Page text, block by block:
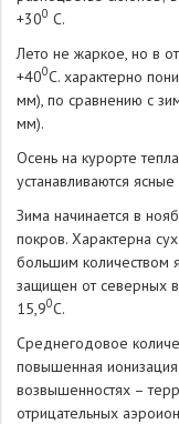
+300 С.
Лето не жаркое, но в
+400С. характерно
мм), по сравнению с
мм).
Осень на курорте
устанавливаются
Зима начинается в
покров. Характерна
большим количеством
защищен от северных
15,90С.
Среднегодовое
повышенная
возвышенностях –
отрицательных